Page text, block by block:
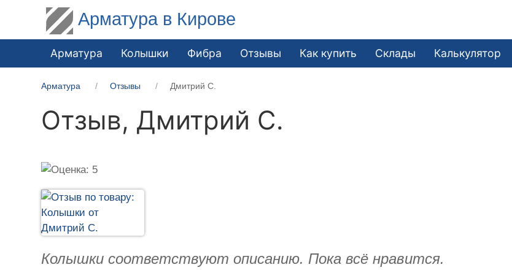
Арматура в Кирове
Арматура Колышки Фибра Отзывы Как купить Склады Калькулятор
Арматура Отзывы Дмитрий С.
Отзыв, Дмитрий С.
Колышки соответствуют описанию. Пока всё нравится.